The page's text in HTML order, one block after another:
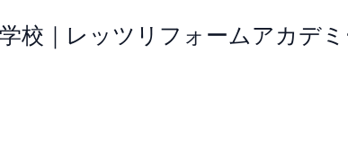
校｜レッツリフォームアカデミ